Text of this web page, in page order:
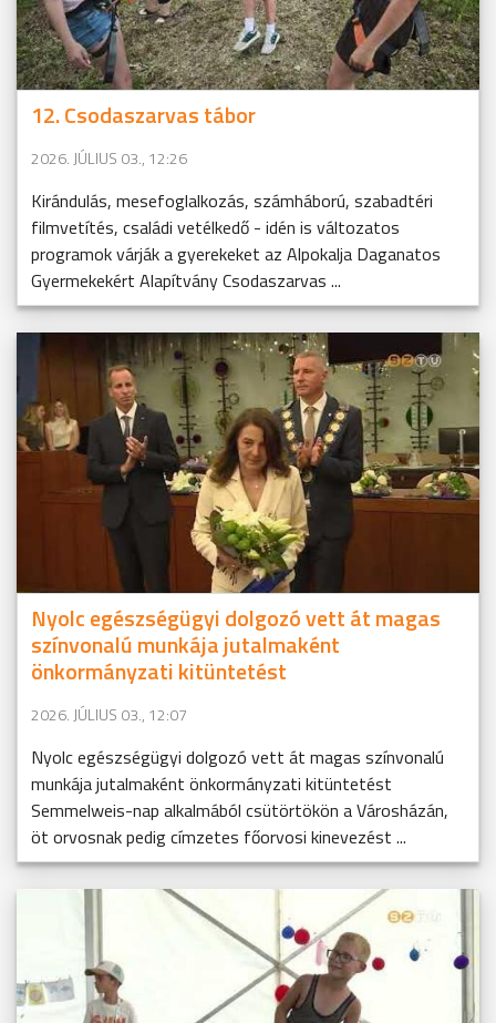
12. Csodaszarvas tábor
2026. JÚLIUS 03., 12:26
Kirándulás, mesefoglalkozás, számháború, szabadtéri
filmvetítés, családi vetélkedő - idén is változatos
programok várják a gyerekeket az Alpokalja Daganatos
Gyermekekért Alapítvány Csodaszarvas ...
Nyolc egészségügyi dolgozó vett át magas
színvonalú munkája jutalmaként
önkormányzati kitüntetést
2026. JÚLIUS 03., 12:07
Nyolc egészségügyi dolgozó vett át magas színvonalú
munkája jutalmaként önkormányzati kitüntetést
Semmelweis-nap alkalmából csütörtökön a Városházán,
öt orvosnak pedig címzetes főorvosi kinevezést ...